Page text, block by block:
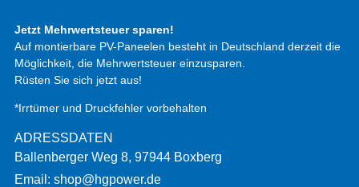
Jetzt Mehrwertsteuer sparen!
Auf montierbare PV-Paneelen besteht in Deutschland derzeit die
Möglichkeit, die Mehrwertsteuer einzusparen.
Rüsten Sie sich jetzt aus!
*Irrtümer und Druckfehler vorbehalten
ADRESSDATEN
Ballenberger Weg 8, 97944 Boxberg
Email: shop@hgpower.de